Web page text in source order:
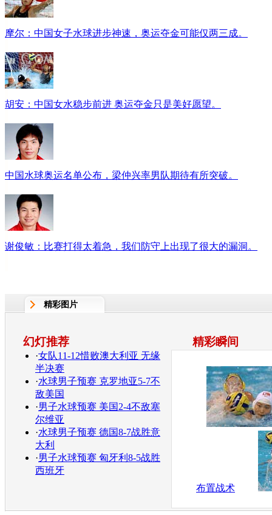
摩尔：中国女子水球进步神速，奥运夺金可能仅两三成。
胡安：中国女水稳步前进 奥运夺金只是美好愿望。
中国水球奥运名单公布，梁仲兴率男队期待有所突破。
谢俊敏：比赛打得太着急，我们防守上出现了很大的漏洞。
精彩图片
幻灯推荐
·女队11-12惜败澳大利亚 无缘
半决赛
·水球男子预赛 克罗地亚5-7不
敌美国
·男子水球预赛 美国2-4不敌塞
尔维亚
·水球男子预赛 德国8-7战胜意
大利
·男子水球预赛 匈牙利8-5战胜
西班牙
精彩瞬间
布置战术